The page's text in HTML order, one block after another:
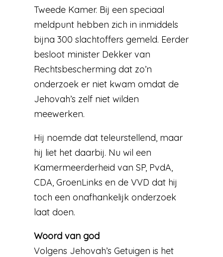
Tweede Kamer. Bij een speciaal
meldpunt hebben zich in inmiddels
bijna 300 slachtoffers gemeld. Eerder
besloot minister Dekker van
Rechtsbescherming dat zo’n
onderzoek er niet kwam omdat de
Jehovah’s zelf niet wilden
meewerken.
Hij noemde dat teleurstellend, maar
hij liet het daarbij. Nu wil een
Kamermeerderheid van SP, PvdA,
CDA, GroenLinks en de VVD dat hij
toch een onafhankelijk onderzoek
laat doen.
Woord van god
Volgens Jehovah’s Getuigen is het